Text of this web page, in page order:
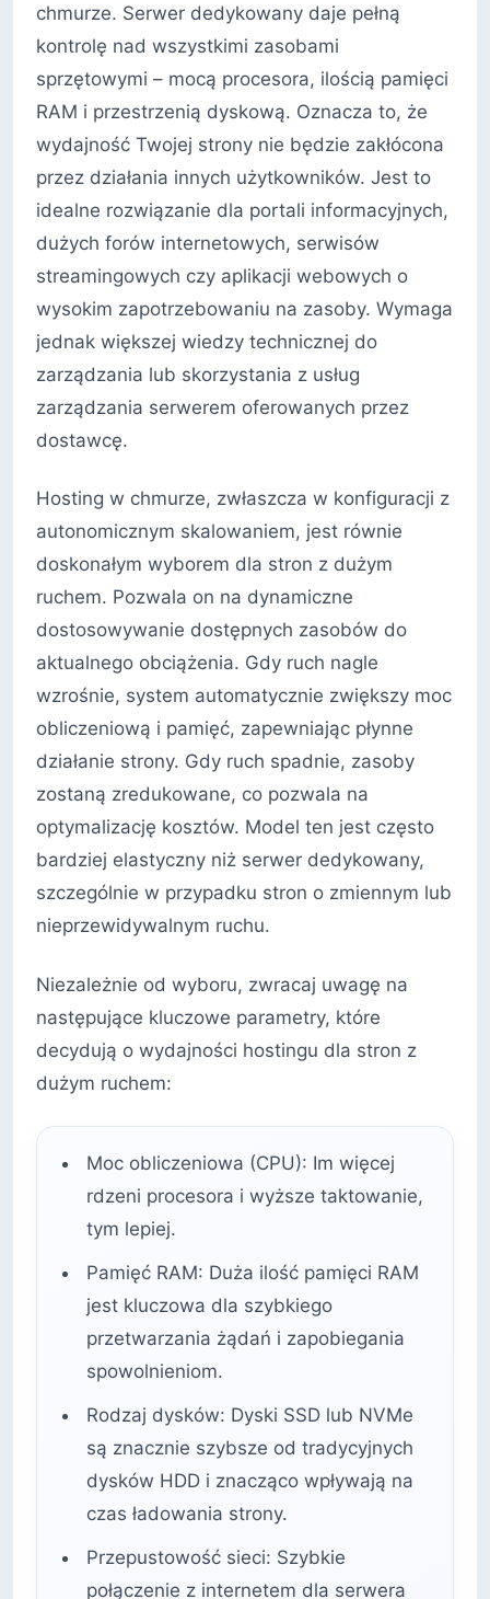
chmurze. Serwer dedykowany daje pełną
kontrolę nad wszystkimi zasobami
sprzętowymi – mocą procesora, ilością pamięci
RAM i przestrzenią dyskową. Oznacza to, że
wydajność Twojej strony nie będzie zakłócona
przez działania innych użytkowników. Jest to
idealne rozwiązanie dla portali informacyjnych,
dużych forów internetowych, serwisów
streamingowych czy aplikacji webowych o
wysokim zapotrzebowaniu na zasoby. Wymaga
jednak większej wiedzy technicznej do
zarządzania lub skorzystania z usług
zarządzania serwerem oferowanych przez
dostawcę.
Hosting w chmurze, zwłaszcza w konfiguracji z
autonomicznym skalowaniem, jest równie
doskonałym wyborem dla stron z dużym
ruchem. Pozwala on na dynamiczne
dostosowywanie dostępnych zasobów do
aktualnego obciążenia. Gdy ruch nagle
wzrośnie, system automatycznie zwiększy moc
obliczeniową i pamięć, zapewniając płynne
działanie strony. Gdy ruch spadnie, zasoby
zostaną zredukowane, co pozwala na
optymalizację kosztów. Model ten jest często
bardziej elastyczny niż serwer dedykowany,
szczególnie w przypadku stron o zmiennym lub
nieprzewidywalnym ruchu.
Niezależnie od wyboru, zwracaj uwagę na
następujące kluczowe parametry, które
decydują o wydajności hostingu dla stron z
dużym ruchem:
Moc obliczeniowa (CPU): Im więcej
rdzeni procesora i wyższe taktowanie,
tym lepiej.
Pamięć RAM: Duża ilość pamięci RAM
jest kluczowa dla szybkiego
przetwarzania żądań i zapobiegania
spowolnieniom.
Rodzaj dysków: Dyski SSD lub NVMe
są znacznie szybsze od tradycyjnych
dysków HDD i znacząco wpływają na
czas ładowania strony.
Przepustowość sieci: Szybkie
połączenie z internetem dla serwera